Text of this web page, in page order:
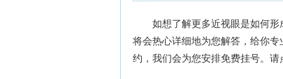
如想了解更多近视眼是如何
将会热心详细地为您解答，给你
约，我们会为您安排免费挂号。请